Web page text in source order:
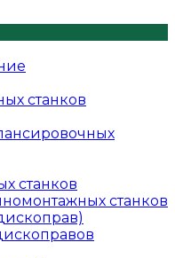
станков
станков
станков